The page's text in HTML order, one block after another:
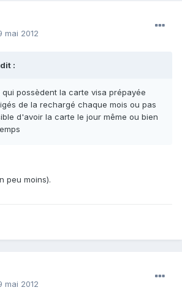
mai 2012
:
possèdent la carte visa prépayée
de la rechargé chaque mois ou pas
d'avoir la carte le jour même ou bien
peu moins).
mai 2012